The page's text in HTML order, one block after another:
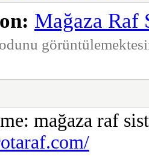
Mağaza Raf
mağaza raf